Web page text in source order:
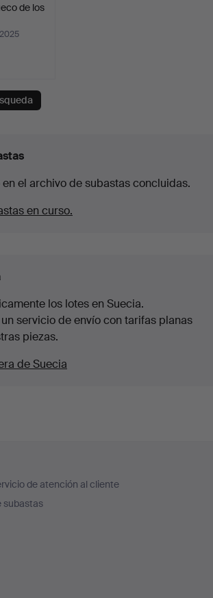
de los
el archivo de subastas concluidas.
en curso.
los lotes en Suecia.
servicio de envío con tarifas planas
piezas.
de Suecia
de atención al cliente
subastas